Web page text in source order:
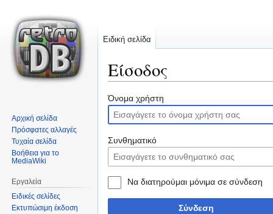
Είσοδος
Μετάβαση
στην
πλοήγηση
Πήδηση
στην
αναζήτηση
Όνομα χρήστη
Συνθηματικό
Να διατηρούμαι μόνιμα σε σύνδεση
Σύνδεση
Ειδική σελίδα
Αρχική σελίδα
Πρόσφατες αλλαγές
Τυχαία σελίδα
Βοήθεια για το
MediaWiki
Εργαλεία
Ειδικές σελίδες
Εκτυπώσιμη έκδοση